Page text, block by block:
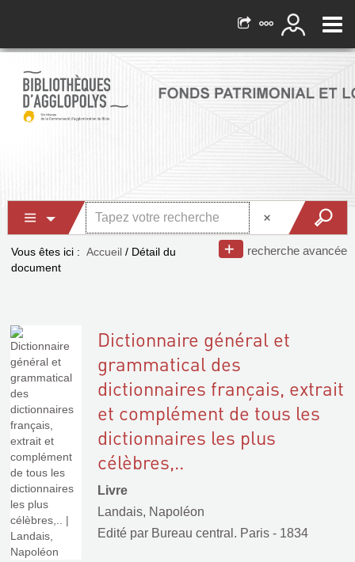
recherche avancée
Vous êtes ici : Accueil / Détail du
document
Dictionnaire général et
grammatical des
dictionnaires français, extrait
et complément de tous les
dictionnaires les plus
célèbres,..
Livre
Landais, Napoléon
Edité par Bureau central. Paris - 1834